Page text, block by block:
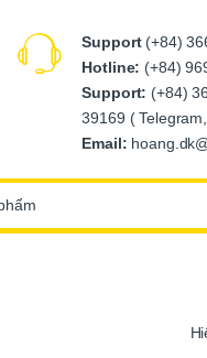
Support(+84)
Hotline: (+84)
Support: (+84)
39169 (
Email: